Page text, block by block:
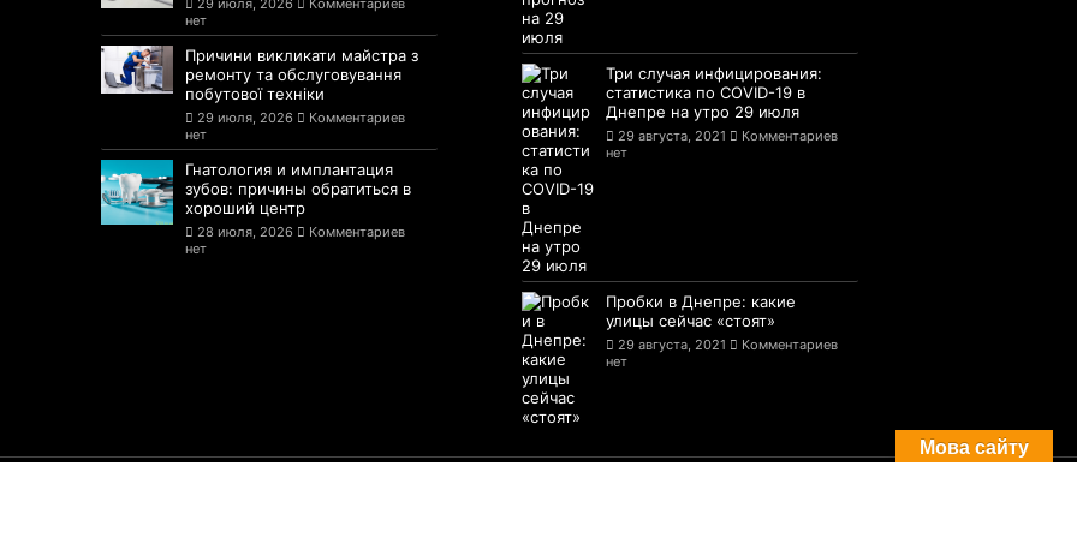
29 июля, 2026
Комментариев
нет
Причини викликати майстра з
ремонту та обслуговування
побутової техніки
29 июля, 2026
Комментариев
нет
Гнатология и имплантация
зубов: причины обратиться в
хороший центр
28 июля, 2026
Комментариев
нет
Три случая инфицирования:
статистика по COVID-19 в
Днепре на утро 29 июля
29 августа, 2021
Комментариев
нет
Пробки в Днепре: какие
улицы сейчас «стоят»
29 августа, 2021
Комментариев
нет
Мова сайту